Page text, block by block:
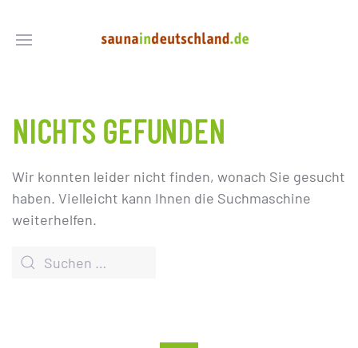
NICHTS GEFUNDEN
Wir konnten leider nicht finden, wonach Sie gesucht
haben. Vielleicht kann Ihnen die Suchmaschine
weiterhelfen.